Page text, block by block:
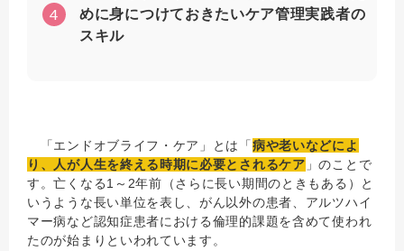
4
めに身につけておきたいケア管理実践者の
スキル
「エンドオブライフ・ケア」とは「病や老いなどによ
り、人が人生を終える時期に必要とされるケア 」のことで
す。亡くなる1～2年前（さらに長い期間のときもある）と
いうような長い単位を表し、がん以外の患者、アルツハイ
マー病など認知症患者における倫理的課題を含めて使われ
たのが始まりといわれています。